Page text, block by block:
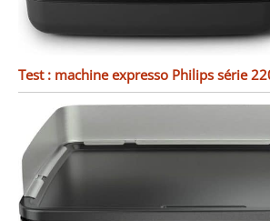
Test : machine expresso Philips série